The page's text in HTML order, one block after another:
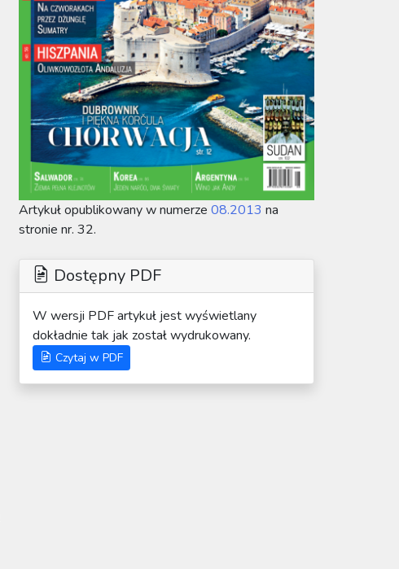
Artykuł opublikowany w numerze08.2013 na
stronie nr. 32.
Dostępny PDF
W wersji PDF artykuł jest wyświetlany
dokładnie tak jak został wydrukowany.
Czytaj w PDF